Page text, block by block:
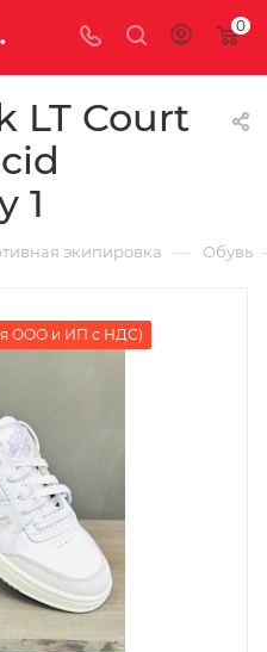
рублей 0
LT Court
1
экипировка — Обувь
ООО и ИП с НДС)